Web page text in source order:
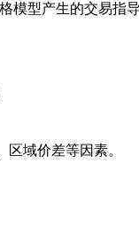
模型产生的交易指
域价差等因素。